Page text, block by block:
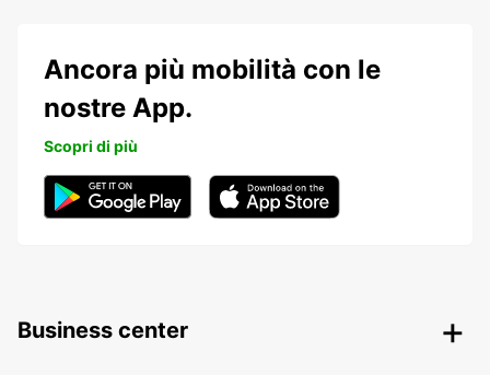
Ancora più mobilità con le
nostre App.
Scopri di più
Business center